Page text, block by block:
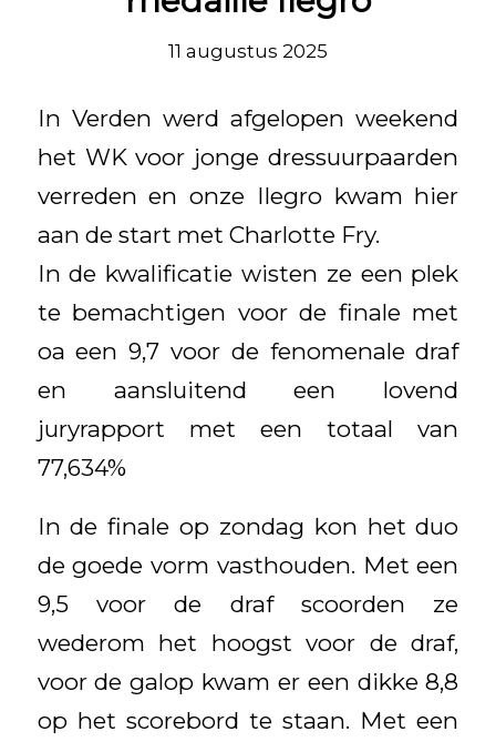
11 augustus 2025
In Verden werd afgelopen weekend
het WK voor jonge dressuurpaarden
verreden en onze Ilegro kwam hier
aan de start met Charlotte Fry.
In de kwalificatie wisten ze een plek
te bemachtigen voor de finale met
oa een 9,7 voor de fenomenale draf
en aansluitend een lovend
juryrapport met een totaal van
77,634%
In de finale op zondag kon het duo
de goede vorm vasthouden. Met een
9,5 voor de draf scoorden ze
wederom het hoogst voor de draf,
voor de galop kwam er een dikke 8,8
op het scorebord te staan. Met een